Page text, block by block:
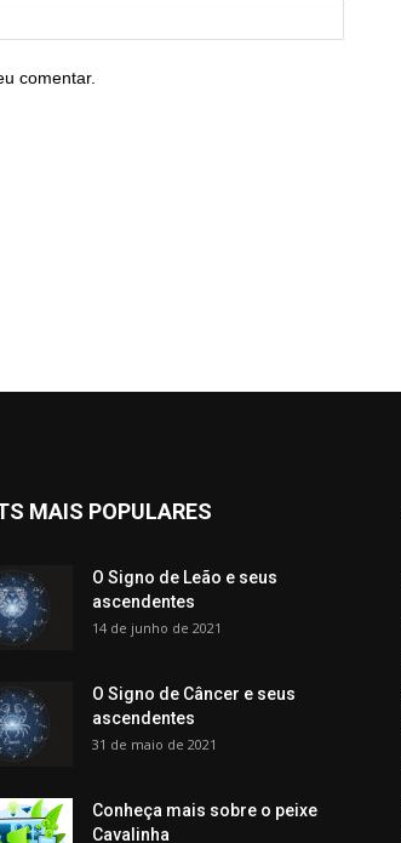
comentar.
MAIS POPULARES
O Signo de Leão e seus
ascendentes
14 de junho de 2021
O Signo de Câncer e seus
ascendentes
31 de maio de 2021
Conheça mais sobre o peixe
Cavalinha